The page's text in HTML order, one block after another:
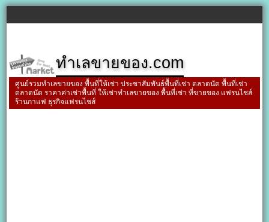
ทำเลขายของ.com
ศูนย์รวมทำเลขายของ พื้นที่ให้เช่า ประชาสัมพันธ์พื้นที่เช่า ตลาดนัด พื้นที่เช่า
ตลาดนัด ราคาค่าเช่าพื้นที่ ให้เช่าทำเลขายของ พื้นที่เช่า ที่ขายของ แฟรนไชส์
ร้านกาแฟ ธุรกิจแฟรนไชส์